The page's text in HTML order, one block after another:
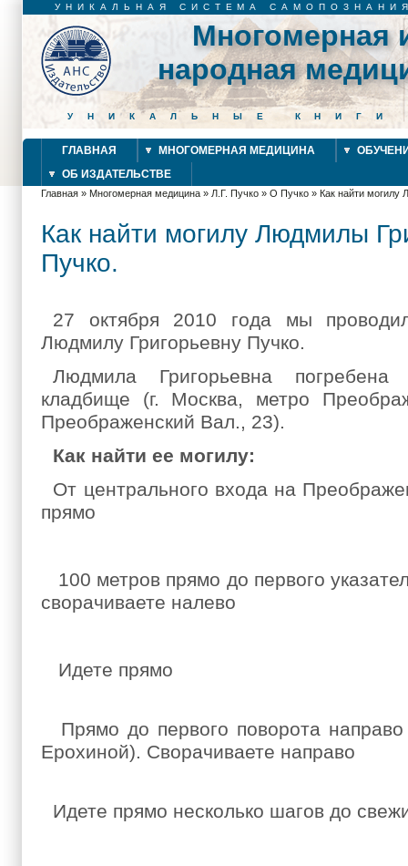
УНИКАЛЬНАЯ СИСТЕМА
Многомерная
народная
УНИКАЛЬНЫЕ
ГЛАВНАЯ МНОГОМЕРНАЯ МЕДИЦИНА
ОБ ИЗДАТЕЛЬСТВЕ
Главная » Многомерная медицина » Л.Г. Пучко » О Пучко » Как найти могилу
Как найти могилу Людмилы
Пучко.
27 октября 2010 года мы
Людмилу Григорьевну Пучко.
Людмила Григорьевна
кладбище (г. Москва, метро
Преображенский Вал., 23).
Как найти ее могилу:
От центрального входа на
прямо
100 метров прямо до первого
сворачиваете налево
Идете прямо
Прямо до первого поворота
Ерохиной). Сворачиваете направо
Идете прямо несколько шагов до